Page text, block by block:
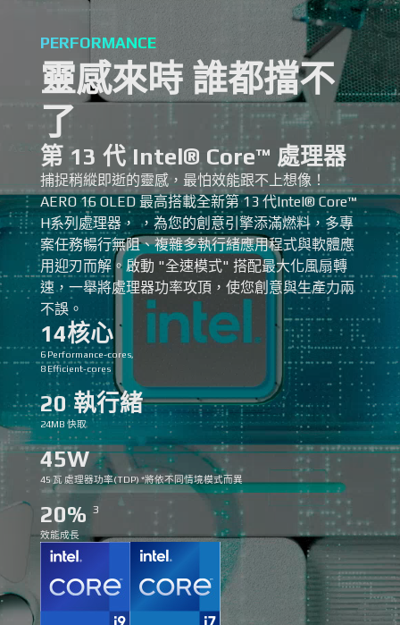
PERFORMANCE
靈感來時 誰都擋不
了
第 13 代 Intel® Core™ 處理器
捕捉稍縱即逝的靈感，最怕效能跟不上想像！
AERO 16 OLED 最高搭載全新第 13 代Intel® Core™
H系列處理器， ，為您的創意引擎添滿燃料，多專
案任務暢行無阻、複雜多執行緒應用程式與軟體應
用迎刃而解。啟動 "全速模式" 搭配最大化風扇轉
速，一舉將處理器功率攻頂，使您創意與生產力兩
不誤。
14核心
6 Performance-cores,
8 Efficient-cores
20 執行緒
24MB 快取
45W
45 瓦 處理器功率(TDP) *將依不同情境模式而異
20% 3
效能成長